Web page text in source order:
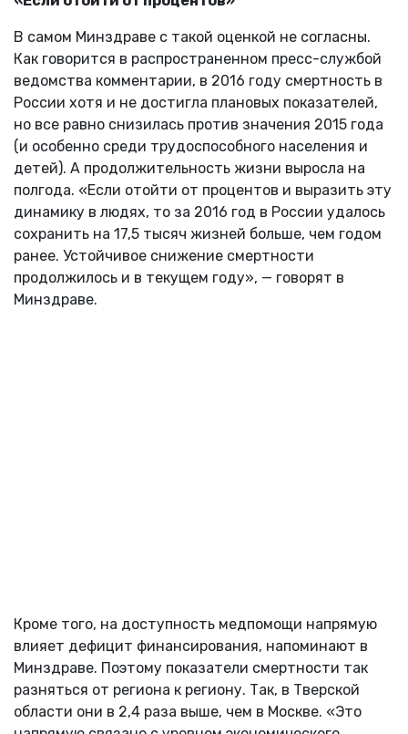
В самом Минздраве с такой оценкой не согласны.
Как говорится в распространенном пресс-службой
ведомства комментарии, в 2016 году смертность в
России хотя и не достигла плановых показателей,
но все равно снизилась против значения 2015 года
(и особенно среди трудоспособного населения и
детей). А продолжительность жизни выросла на
полгода. «Если отойти от процентов и выразить эту
динамику в людях, то за 2016 год в России удалось
сохранить на 17,5 тысяч жизней больше, чем годом
ранее. Устойчивое снижение смертности
продолжилось и в текущем году», — говорят в
Минздраве.
Кроме того, на доступность медпомощи напрямую
влияет дефицит финансирования, напоминают в
Минздраве. Поэтому показатели смертности так
разняться от региона к региону. Так, в Тверской
области они в 2,4 раза выше, чем в Москве. «Это